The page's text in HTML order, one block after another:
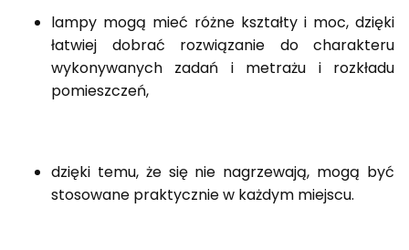
lampy mogą mieć różne kształty i moc, dzięki
łatwiej dobrać rozwiązanie do charakteru
wykonywanych zadań i metrażu i rozkładu
pomieszczeń,
dzięki temu, że się nie nagrzewają, mogą być
stosowane praktycznie w każdym miejscu.